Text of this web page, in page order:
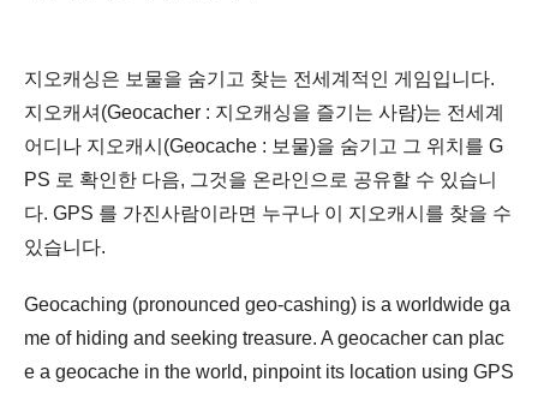
지오캐싱은 보물을 숨기고 찾는 전세계적인 게임입니다.
지오캐셔(Geocacher : 지오캐싱을 즐기는 사람)는 전세계
어디나 지오캐시(Geocache : 보물)을 숨기고 그 위치를 G
PS 로 확인한 다음, 그것을 온라인으로 공유할 수 있습니
다. GPS 를 가진사람이라면 누구나 이 지오캐시를 찾을 수
있습니다.
Geocaching (pronounced geo-cashing) is a worldwide ga
me of hiding and seeking treasure. A geocacher can plac
e a geocache in the world, pinpoint its location using GPS